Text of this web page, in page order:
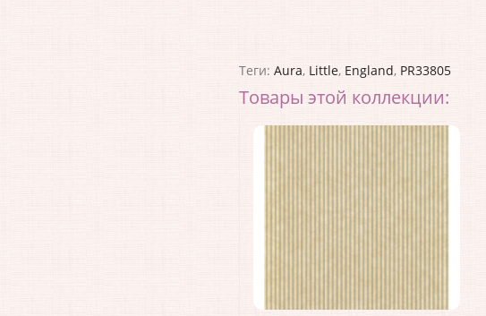
Теги: Aura, Little, England, PR33805
Товары этой коллекции: